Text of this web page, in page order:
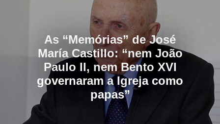
As “Memórias” de José
María Castillo: “nem João
Paulo II, nem Bento XVI
governaram a Igreja como
papas”